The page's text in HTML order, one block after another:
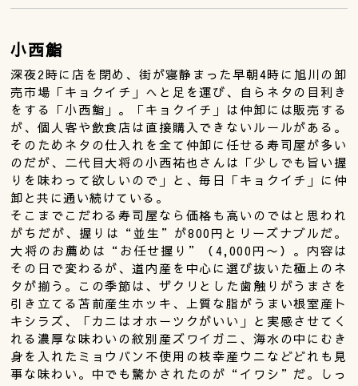
小西鮨
深夜2時に店を閉め、街が寝静まった早朝4時に旭川の卸
売市場「キョクイチ」へと足を運び、自らネタの目利き
をする「小西鮨」。「キョクイチ」は仲卸には販売する
が、個人客や飲食店は直接購入できないルールがある。
そのためネタの仕入れを全て仲卸に任せる寿司屋が多い
のだが、二代目大将の小西祐也さんは「少しでも旨い握
りを味わって欲しいので」と、毎日「キョクイチ」に仲
卸と共に通い続けている。
そこまでこだわる寿司屋なら価格も高いのではと思われ
がちだが、握りは“並生”が800円とリーズナブルだ。
大将のお薦めは“お任せ握り”（4,000円〜）。内容は
その日で変わるが、道内産を中心に選び抜いた極上のネ
タが揃う。この季節は、ザクリとした歯触りがうまさを
引き立てる苫前産生ホッキ、上質な脂がうまい根室産ト
キシラズ、「カニはオホーツクがいい」と実感させてく
れる濃厚な味わいの紋別産ズワイガニ、海水の中にむき
身を入れたミョウバン不使用の枝幸産ウニなどどれも見
事な味わい。中でも驚かされたのが“イワシ”だ。しっ